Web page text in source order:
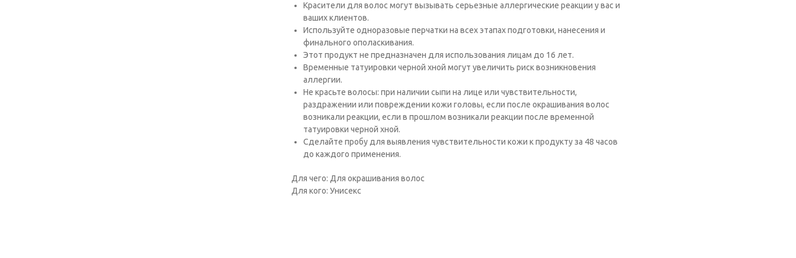
Красители для волос могут вызывать серьезные аллергические реакции у вас и
ваших клиентов.
Исполь­зуйте одноразовые перчатки на всех этапах подготовки, нанесения и
финального ополаскивания.
Этот продукт не предназна­чен для использования лицам до 16 лет.
Временные татуировки черной хной могут увеличить риск возникновения
аллергии.
Не красьте волосы: при наличии сыпи на лице или чувствительности,
раздражении или повреждении кожи головы, если после окрашивания волос
возникали реакции, если в прошлом возникали реакции после временной
татуировки черной хной.
Сде­лайте пробу для выявления чувствительности кожи к продукту за 48 часов
до каждого применения.
Для чего: Для окрашивания волос
Для кого: Унисекс